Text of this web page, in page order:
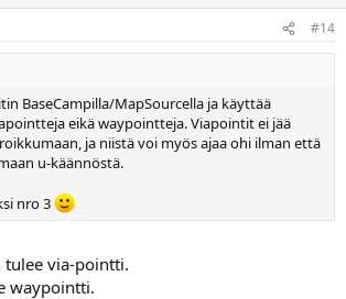
#14
BaseCampilla/MapSourcella ja käyttää
eikä waypointteja. Viapointit ei jää
ja niistä voi myös ajaa ohi ilman että
u-käännöstä.
nro 3
tulee via-pointti.
waypointti.